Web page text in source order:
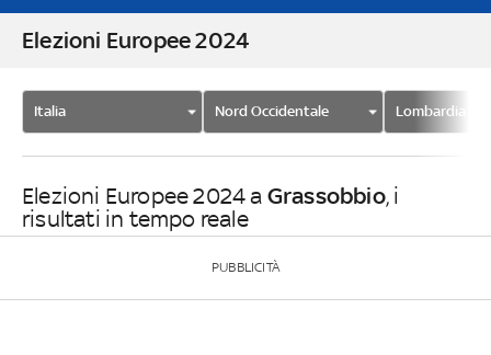
Elezioni Europee 2024
Italia Nord Occidentale Lombardia
Elezioni Europee 2024 a Grassobbio, i
risultati in tempo reale
PUBBLICITÀ